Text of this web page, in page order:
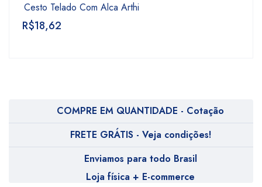
Cesto Telado Com Alca Arthi
R$18,62
COMPRE EM QUANTIDADE - Cotação
FRETE GRÁTIS - Veja condições!
Enviamos para todo Brasil
Loja física + E-commerce